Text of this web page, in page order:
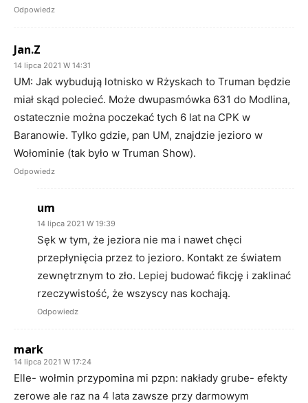
Odpowiedz
Jan.Z
14 lipca 2021 W 14:31
UM: Jak wybudują lotnisko w Rżyskach to Truman będzie
miał skąd polecieć. Może dwupasmówka 631 do Modlina,
ostatecznie można poczekać tych 6 lat na CPK w
Baranowie. Tylko gdzie, pan UM, znajdzie jezioro w
Wołominie (tak było w Truman Show).
Odpowiedz
um
14 lipca 2021 W 19:39
Sęk w tym, że jeziora nie ma i nawet chęci
przepłynięcia przez to jezioro. Kontakt ze światem
zewnętrznym to zło. Lepiej budować fikcję i zaklinać
rzeczywistość, że wszyscy nas kochają.
Odpowiedz
mark
14 lipca 2021 W 17:24
Elle- wołmin przypomina mi pzpn: nakłady grube- efekty
zerowe ale raz na 4 lata zawsze przy darmowym